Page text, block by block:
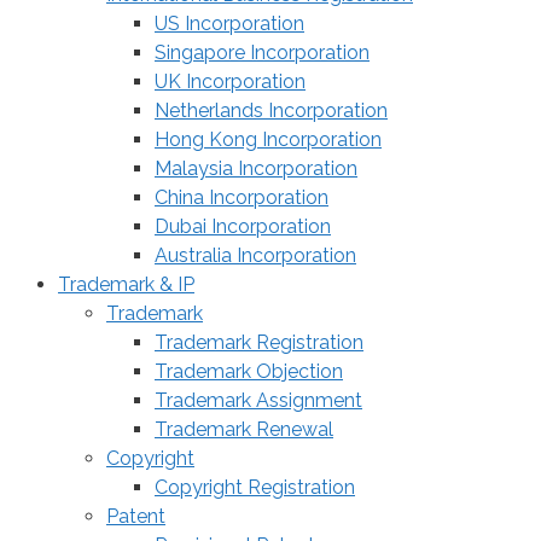
US Incorporation
Singapore Incorporation
UK Incorporation
Netherlands Incorporation
Hong Kong Incorporation
Malaysia Incorporation
China Incorporation
Dubai Incorporation
Australia Incorporation
Trademark & IP
Trademark
Trademark Registration
Trademark Objection
Trademark Assignment
Trademark Renewal
Copyright
Copyright Registration
Patent